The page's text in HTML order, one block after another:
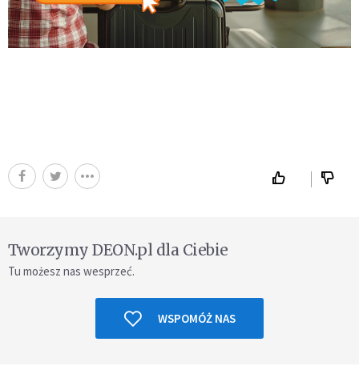
Tworzymy DEON.pl dla Ciebie
Tu możesz nas wesprzeć.
WSPOMÓŻ NAS